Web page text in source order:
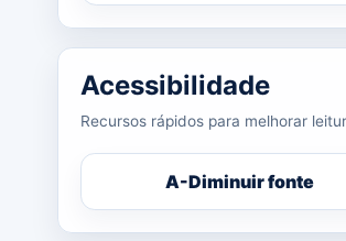
Acessibilidade
Recursos rápidos para melhorar
A-Diminuir fonte